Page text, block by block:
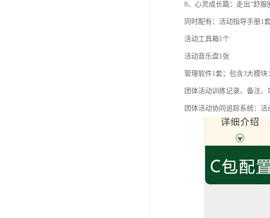
8、心灵成长篇：走出“舒服
同时配有：活动指导手册1
活动工具箱1个
活动音乐盘1张
管理软件1套；包含3大模
团体活动训练记录、备注
团体活动协同追踪系统：